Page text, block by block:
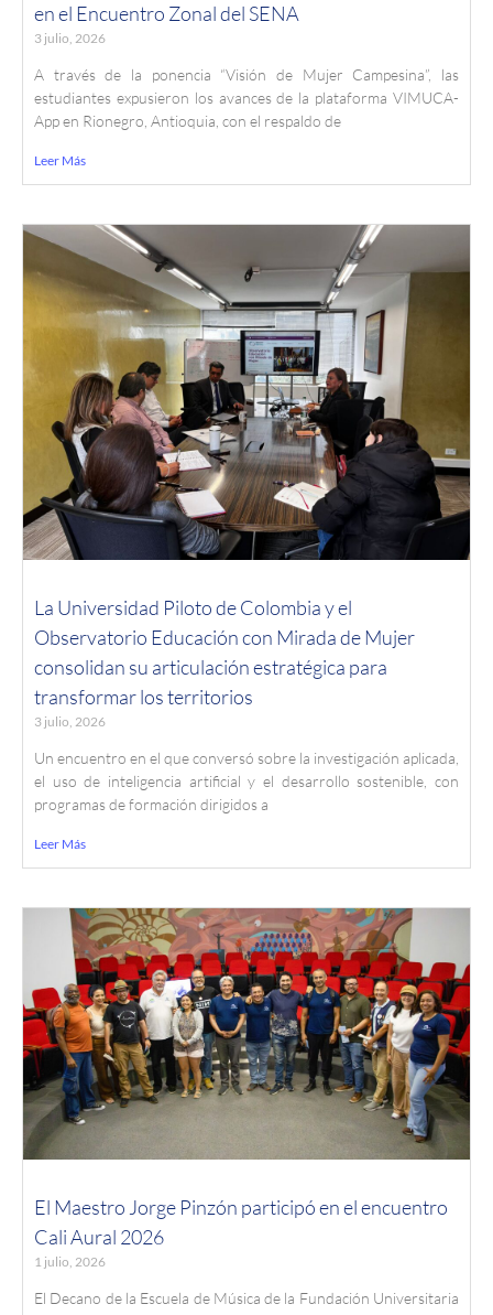
en el Encuentro Zonal del SENA
3 julio, 2026
A través de la ponencia “Visión de Mujer Campesina”, las
estudiantes expusieron los avances de la plataforma VIMUCA-
App en Rionegro, Antioquia, con el respaldo de
Leer Más
La Universidad Piloto de Colombia y el
Observatorio Educación con Mirada de Mujer
consolidan su articulación estratégica para
transformar los territorios
3 julio, 2026
Un encuentro en el que conversó sobre la investigación aplicada,
el uso de inteligencia artificial y el desarrollo sostenible, con
programas de formación dirigidos a
Leer Más
El Maestro Jorge Pinzón participó en el encuentro
Cali Aural 2026
1 julio, 2026
El Decano de la Escuela de Música de la Fundación Universitaria